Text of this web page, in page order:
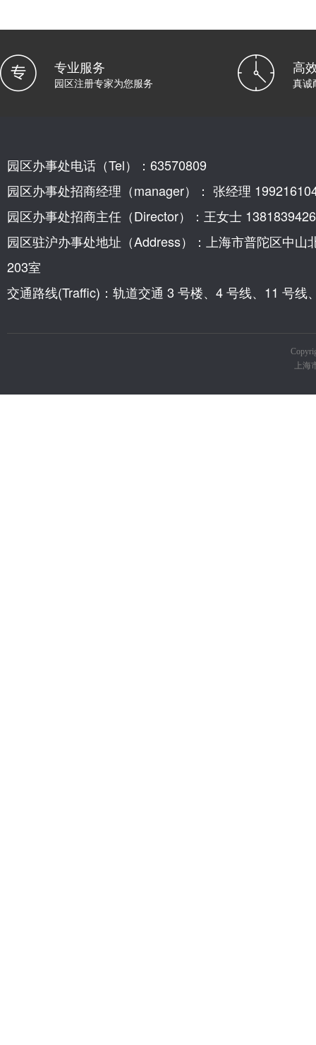
专业服务
园区注册专家为您服务
高
真诚
园区办事处电话（Tel）：63570809
园区办事处招商经理（manager）： 张经理
园区办事处招商主任（Director）：王女士
园区驻沪办事处地址（Address）：上海市普陀区中山
203室
交通路线(Traffic)：轨道交通 3 号楼、4 号线、11 号线
上